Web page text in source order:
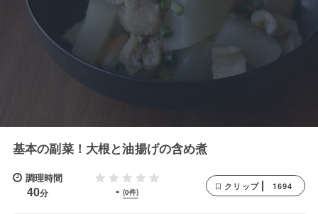
基本の副菜！大根と油揚げの含め煮
調理時間
40分 - (0件)
クリップ 1694